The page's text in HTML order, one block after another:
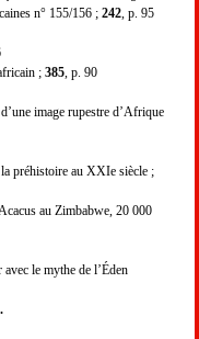
n° 155/156 ; 242 , p. 95
; 385 , p. 90
image rupestre d’Afrique
préhistoire au XXIe siècle ;
au Zimbabwe, 20 000
le mythe de l’Éden